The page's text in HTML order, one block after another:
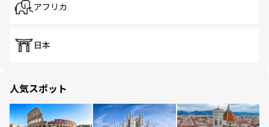
アフリカ
日本
人気スポット